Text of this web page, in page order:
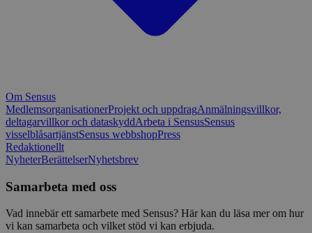
Om Sensus
MedlemsorganisationerProjekt och uppdragAnmälningsvillkor,
deltagarvillkor och dataskyddArbeta i SensusSensus
visselblåsartjänstSensus webbshopPress
Redaktionellt
NyheterBerättelserNyhetsbrev
Samarbeta med oss
Vad innebär ett samarbete med Sensus? Här kan du läsa mer om hur
vi kan samarbeta och vilket stöd vi kan erbjuda.